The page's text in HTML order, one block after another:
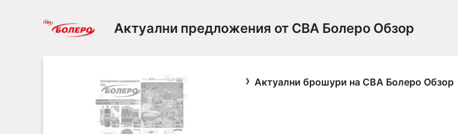
Актуални предложения от CBA Болеро Обзор
Актуални брошури на CBA Болеро Обзор